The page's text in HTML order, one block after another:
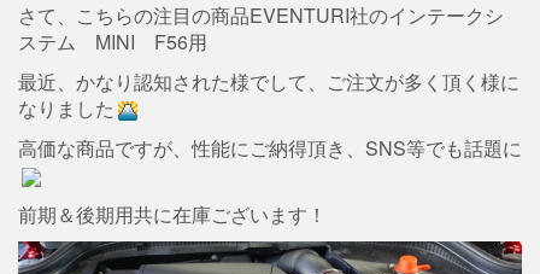
さて、こちらの注目の商品EVENTURI社のインテークシ
ステム MINI F56用
最近、かなり認知された様でして、ご注文が多く頂く様に
なりました
高価な商品ですが、性能にご納得頂き、SNS等でも話題に
前期＆後期用共に在庫ございます！